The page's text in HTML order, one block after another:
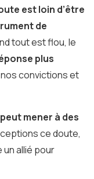
est loin d’être
de
tout est flou, le
plus
convictions et
mener à des
ce doute,
un allié pour